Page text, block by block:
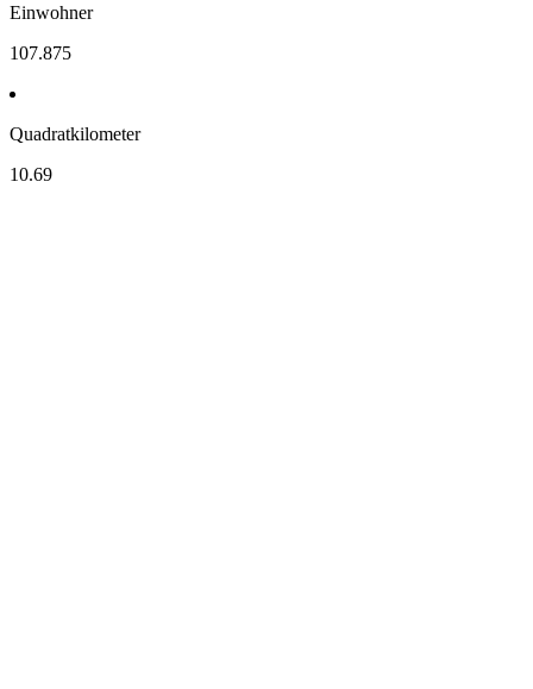
Einwohner
107.875
Quadratkilometer
10.69